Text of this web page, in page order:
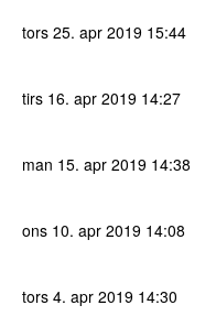
tors 25. apr 2019 15:44
tirs 16. apr 2019 14:27
man 15. apr 2019 14:38
ons 10. apr 2019 14:08
tors 4. apr 2019 14:30